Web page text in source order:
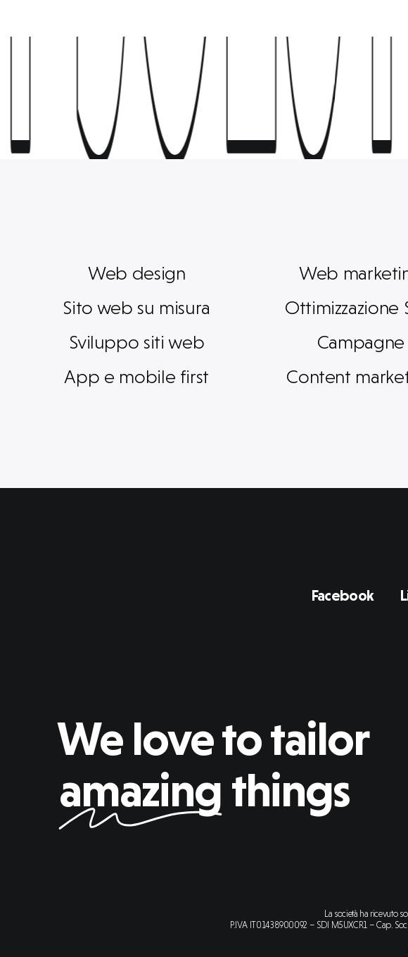
Web design
Sito web su misura
Sviluppo siti web
App e mobile first
Web
Ottimizzazione
Campagne
Content
Facebook
We love to tailor
amazing things
La società ha ricevuto
P.IVA IT01438900092 – SDI M5UXCR1 – Cap.